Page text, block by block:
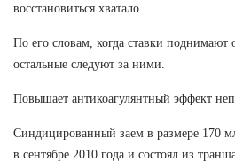
восстановиться хватало.
По его словам, когда ставки поднимают
остальные следуют за ними.
Повышает антикоагулянтный эффект
Синдицированный заем в размере 170
в сентябре 2010 года и состоял из